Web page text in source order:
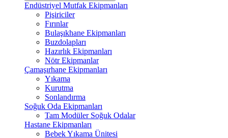
Endüstriyel Mutfak Ekipmanları
Pişiriciler
Fırınlar
Bulaşıkhane Ekipmanları
Buzdolapları
Hazırlık Ekipmanları
Nötr Ekipmanlar
Çamaşırhane Ekipmanları
Yıkama
Kurutma
Sonlandırma
Soğuk Oda Ekipmanları
Tam Modüler Soğuk Odalar
Hastane Ekipmanları
Bebek Yıkama Ünitesi